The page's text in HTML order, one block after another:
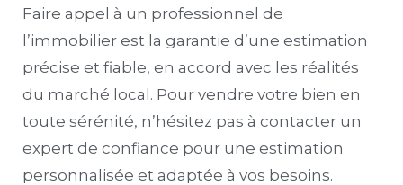
Faire appel à un professionnel de
l’immobilier est la garantie d’une estimation
précise et fiable, en accord avec les réalités
du marché local. Pour vendre votre bien en
toute sérénité, n’hésitez pas à contacter un
expert de confiance pour une estimation
personnalisée et adaptée à vos besoins.